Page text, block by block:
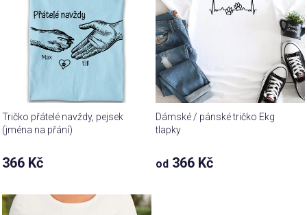
Tričko přátelé navždy, pejsek
(jména na přání)
Průměrné
hodnocení
366 Kč
Dámské / pánské tričko Ekg
tlapky
od 366 Kč